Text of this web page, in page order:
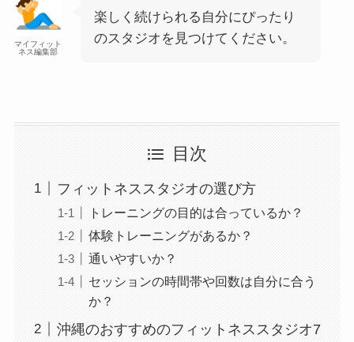
マイフィット
ネス編集部
楽しく続けられる自分にぴったり
のスタジオを見つけてください。
目次
フィットネススタジオの選び方
トレーニングの目的は合っているか？
体験トレーニングがあるか？
通いやすいか？
セッションの時間帯や回数は自分に合う
か？
沖縄のおすすめのフィットネススタジオ7